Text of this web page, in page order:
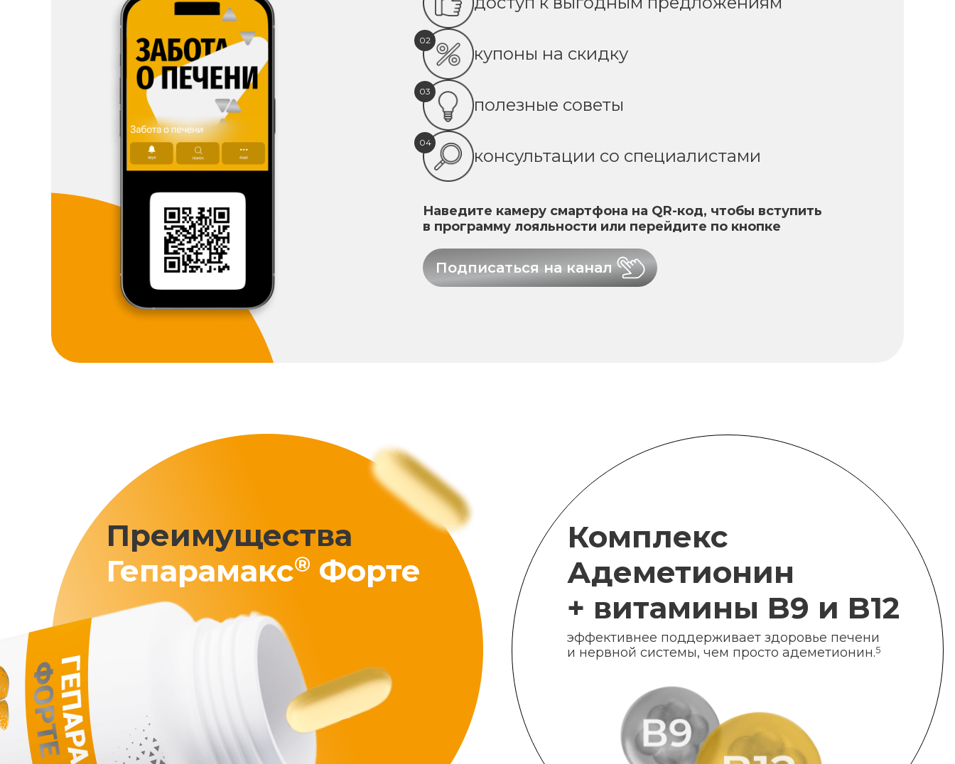
02
купоны на скидку
03
полезные советы
04
консультации со специалистами
Наведите камеру смартфона на QR-код, чтобы вступить
в программу лояльности или перейдите по кнопке
Подписаться на канал
Преимущества
Гепарамакс® Форте
Комплекс
Адеметионин
+ витамины B9 и B12
эффективнее поддерживает здоровье печени
и нервной системы, чем просто адеметионин.5